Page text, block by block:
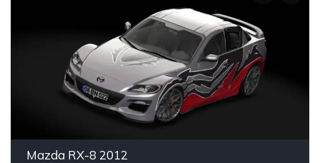
Mazda RX-8 2012